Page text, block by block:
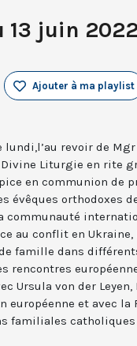
13 juin 2022
Ajouter à ma playlist
lundi,l’au revoir de
Liturgie en rite
en communion de
évêques orthodoxes
communauté
au conflit en
famille dans
rencontres
Ursula von der
européenne et avec la
familiales catholiques